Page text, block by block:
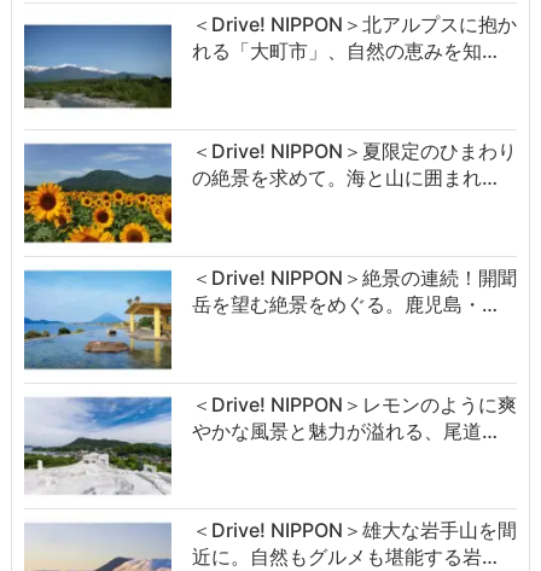
＜Drive! NIPPON＞北アルプスに抱か
れる「大町市」、自然の恵みを知…
＜Drive! NIPPON＞夏限定のひまわり
の絶景を求めて。海と山に囲まれ…
＜Drive! NIPPON＞絶景の連続！開聞
岳を望む絶景をめぐる。鹿児島・…
＜Drive! NIPPON＞レモンのように爽
やかな風景と魅力が溢れる、尾道…
＜Drive! NIPPON＞雄大な岩手山を間
近に。自然もグルメも堪能する岩…